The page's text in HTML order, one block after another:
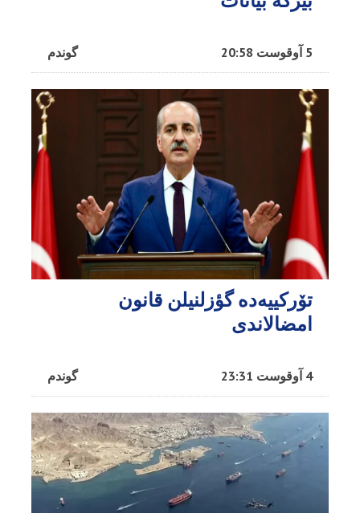
گوندم 5 آوقوست 20:58
تۆرکییه‌ده گؤزلنیلن قانون
امضالاندی
گوندم 4 آوقوست 23:31